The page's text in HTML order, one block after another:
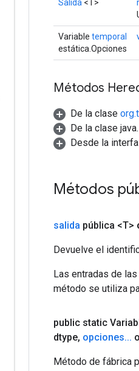
Salida <T>
Variable temporal
estática.Opciones
Métodos
De la clase
De la clase
Desde la
Métodos
salida pública <T>
Devuelve el
Las entradas de
método se utiliza
public static
dtype, opciones...
Método de fábrica